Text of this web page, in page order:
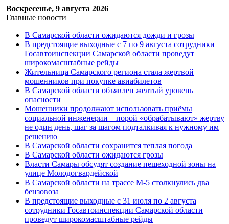
Воскресенье, 9 августа 2026
Главные новости
В Самарской области ожидаются дожди и грозы
В предстоящие выходные с 7 по 9 августа сотрудники
Госавтоинспекции Самарской области проведут
широкомасштабные рейды
Жительница Самарского региона стала жертвой
мошенников при покупке авиабилетов
В Самарской области объявлен желтый уровень
опасности
Мошенники продолжают использовать приёмы
социальной инженерии – порой «обрабатывают» жертву
не один день, шаг за шагом подталкивая к нужному им
решению
В Самарской области сохранится теплая погода
В Самарской области ожидаются грозы
Власти Самары обсудят создание пешеходной зоны на
улице Молодогвардейской
В Самарской области на трассе М-5 столкнулись два
бензовоза
В предстоящие выходные с 31 июля по 2 августа
сотрудники Госавтоинспекции Самарской области
проведут широкомасштабные рейды